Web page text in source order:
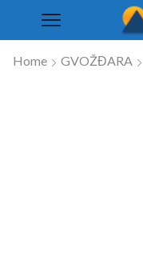
Home GVOŽĐARA